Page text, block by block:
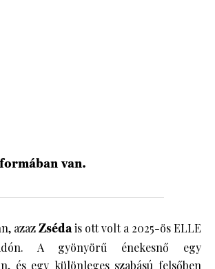
van.
azazZsédais ott volt a 2025-ös ELLE
A gyönyörű énekesnő egy
és egy különleges szabású felsőben